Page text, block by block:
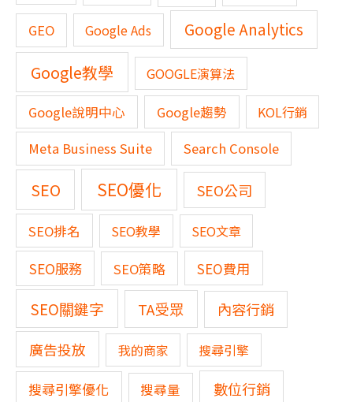
GEO Google Ads Google Analytics
Google教學 GOOGLE演算法
Google說明中心 Google趨勢
KOL行銷
Meta Business Suite
Search Console
SEO SEO優化 SEO公司
SEO排名 SEO教學 SEO文章
SEO服務 SEO策略 SEO費用
SEO關鍵字 TA受眾
內容行銷
廣告投放
我的商家 搜尋引擎
搜尋引擎優化 搜尋量 數位行銷